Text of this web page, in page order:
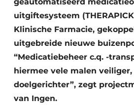
uitgiftesysteem
Klinische Farmacie,
uitgebreide nieuwe
“Medicatiebeheer c.q. -
hiermee vele malen
doelgerichter”, zegt
van Ingen.